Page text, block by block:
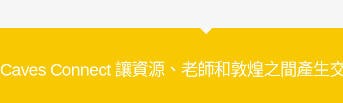
Caves Connect 讓資源、老師和敦煌之間產生